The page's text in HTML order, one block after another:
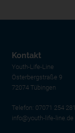
Kontakt
Youth-Life-Line
Österbergstraße 9
72074 Tübingen
Telefon: 07071 254 281
info@youth-life-line.de